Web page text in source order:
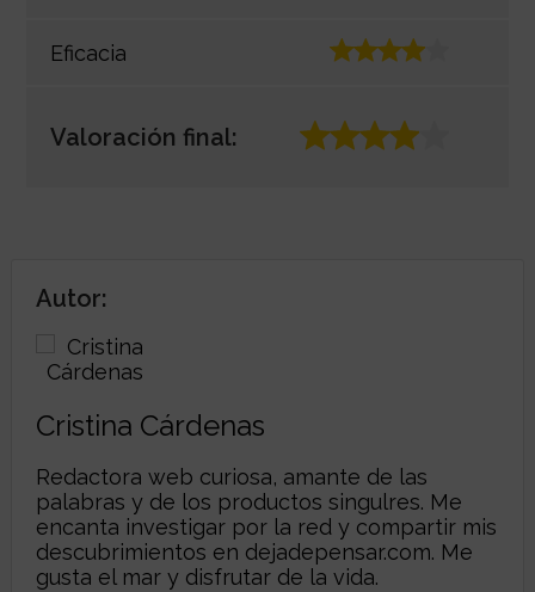
Eficacia
Valoración final:
Autor:
Cristina Cárdenas
Redactora web curiosa, amante de las
palabras y de los productos singulres. Me
encanta investigar por la red y compartir mis
descubrimientos en dejadepensar.com. Me
gusta el mar y disfrutar de la vida.